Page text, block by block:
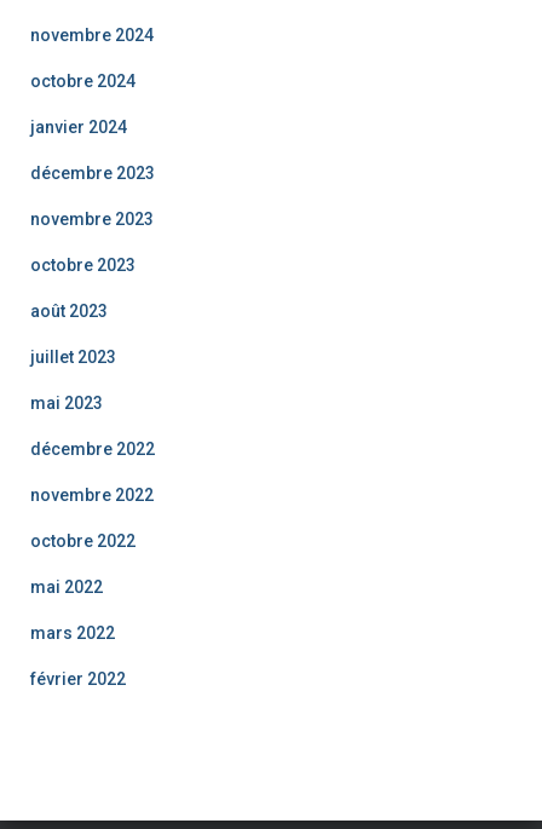
novembre 2024
octobre 2024
janvier 2024
décembre 2023
novembre 2023
octobre 2023
août 2023
juillet 2023
mai 2023
décembre 2022
novembre 2022
octobre 2022
mai 2022
mars 2022
février 2022